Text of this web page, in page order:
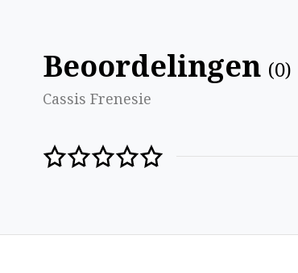
Beoordelingen (0)
Cassis Frenesie